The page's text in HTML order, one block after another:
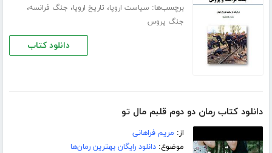
برچسب‌ها: سیاست اروپا، تاریخ اروپا، جنگ فرانسه،
جنگ پروس
دانلود کتاب
دانلود کتاب رمان دو دوم قلبم مال تو
از: مریم فراهانی
موضوع:دانلود رایگان بهترین رمان‌ها